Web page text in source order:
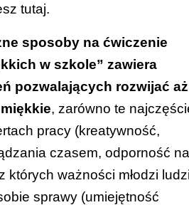
tutaj.
sposoby na ćwiczenie
w szkole” zawiera
pozwalających rozwijać aż
, zarówno te
pracy (kreatywność,
czasem, odporność na
których ważności młodzi
sprawy (umiejętność